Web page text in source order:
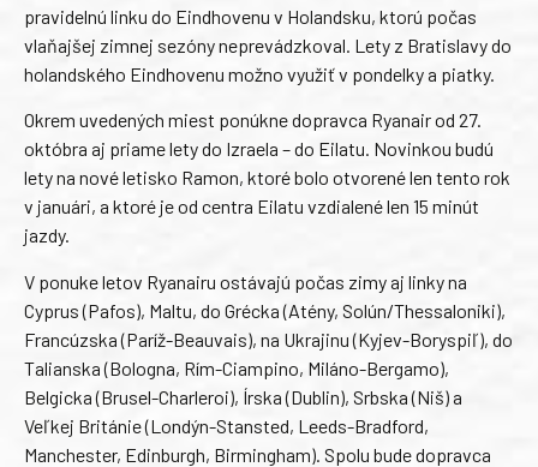
pravidelnú linku do Eindhovenu v Holandsku, ktorú počas
vlaňajšej zimnej sezóny neprevádzkoval. Lety z Bratislavy do
holandského Eindhovenu možno využiť v pondelky a piatky.
Okrem uvedených miest ponúkne dopravca Ryanair od 27.
októbra aj priame lety do Izraela – do Eilatu. Novinkou budú
lety na nové letisko Ramon, ktoré bolo otvorené len tento rok
v januári, a ktoré je od centra Eilatu vzdialené len 15 minút
jazdy.
V ponuke letov Ryanairu ostávajú počas zimy aj linky na
Cyprus (Pafos), Maltu, do Grécka (Atény, Solún/Thessaloniki),
Francúzska (Paríž-Beauvais), na Ukrajinu (Kyjev-Boryspiľ), do
Talianska (Bologna, Rím-Ciampino, Miláno-Bergamo),
Belgicka (Brusel-Charleroi), Írska (Dublin), Srbska (Niš) a
Veľkej Británie (Londýn-Stansted, Leeds-Bradford,
Manchester, Edinburgh, Birmingham). Spolu bude dopravca